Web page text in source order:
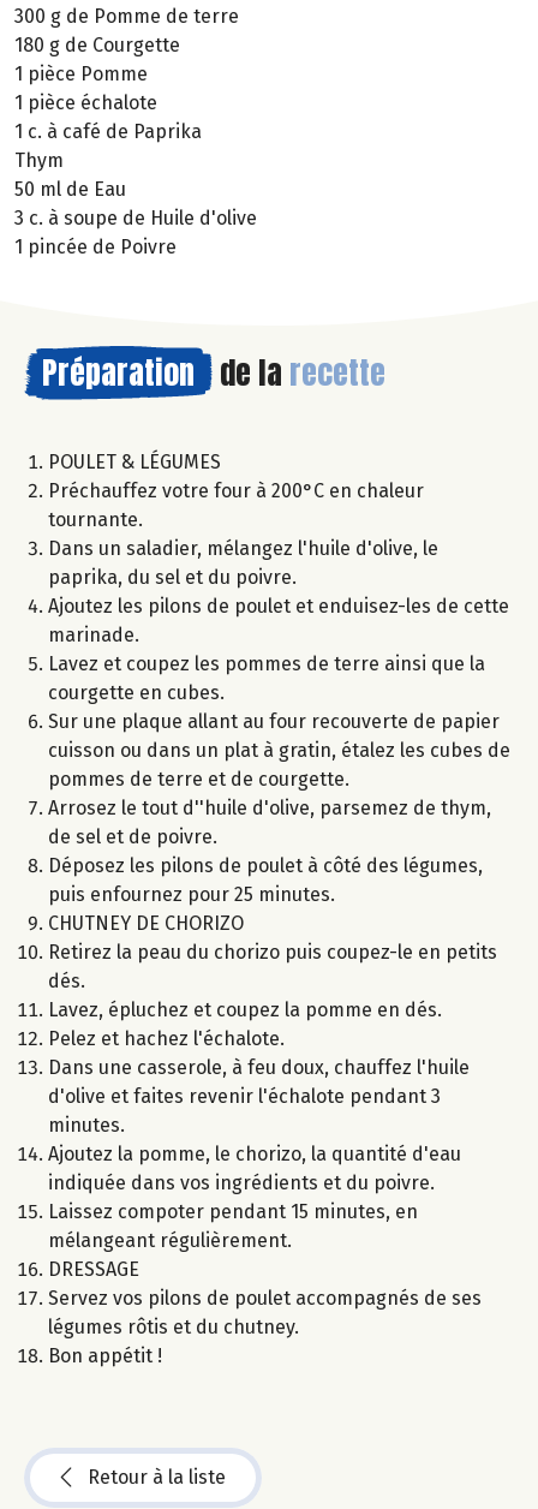
300 g de Pomme de terre
180 g de Courgette
1 pièce Pomme
1 pièce échalote
1 c. à café de Paprika
Thym
50 ml de Eau
3 c. à soupe de Huile d'olive
1 pincée de Poivre
Préparation de la recette
POULET & LÉGUMES
Préchauffez votre four à 200°C en chaleur
tournante.
Dans un saladier, mélangez l'huile d'olive, le
paprika, du sel et du poivre.
Ajoutez les pilons de poulet et enduisez-les de cette
marinade.
Lavez et coupez les pommes de terre ainsi que la
courgette en cubes.
Sur une plaque allant au four recouverte de papier
cuisson ou dans un plat à gratin, étalez les cubes de
pommes de terre et de courgette.
Arrosez le tout d''huile d'olive, parsemez de thym,
de sel et de poivre.
Déposez les pilons de poulet à côté des légumes,
puis enfournez pour 25 minutes.
CHUTNEY DE CHORIZO
Retirez la peau du chorizo puis coupez-le en petits
dés.
Lavez, épluchez et coupez la pomme en dés.
Pelez et hachez l'échalote.
Dans une casserole, à feu doux, chauffez l'huile
d'olive et faites revenir l'échalote pendant 3
minutes.
Ajoutez la pomme, le chorizo, la quantité d'eau
indiquée dans vos ingrédients et du poivre.
Laissez compoter pendant 15 minutes, en
mélangeant régulièrement.
DRESSAGE
Servez vos pilons de poulet accompagnés de ses
légumes rôtis et du chutney.
Bon appétit !
Retour à la liste